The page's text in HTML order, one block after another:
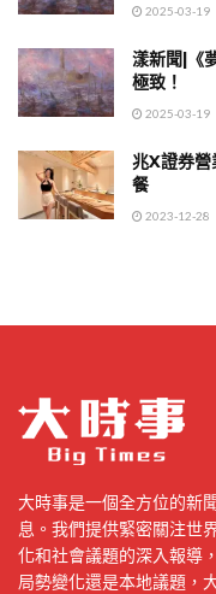
2025-03-19
漾新聞|《
極致！
2025-03-19
兆X證券
餐
2023-12-28
大時事是一個全方位的新
息。我們提供緊密關注世
化和社會議題的深入報導
局勢變化還是本地議題，